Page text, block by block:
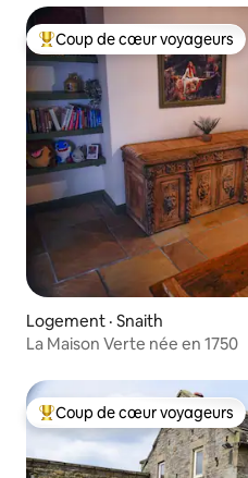
Coup de cœur voyageurs
Coup de cœur voyageurs
Logement · Snaith
La Maison Verte née en 1750
Coup de cœur voyageurs
Coup de cœur voyageurs